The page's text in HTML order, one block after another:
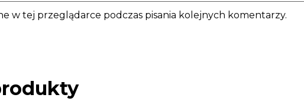
w tej przeglądarce podczas pisania kolejnych komentarzy.